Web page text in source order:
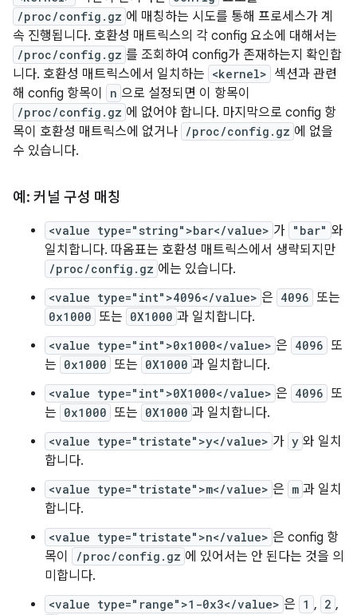
/proc/config.gz 에 매칭하는 시도를 통해 프로세스가 계
속 진행됩니다. 호환성 매트릭스의 각 config 요소에 대해서는
/proc/config.gz 를 조회하여 config가 존재하는지 확인합
니다. 호환성 매트릭스에서 일치하는 <kernel> 섹션과 관련
해 config 항목이
n 으로 설정되면 이 항목이
/proc/config.gz 에 없어야 합니다. 마지막으로 config 항
목이 호환성 매트릭스에 없거나 /proc/config.gz 에 없을
수 있습니다.
예: 커널 구성 매칭
<value type="string">bar</value> 가 "bar" 와
일치합니다. 따옴표는 호환성 매트릭스에서 생략되지만
/proc/config.gz 에는 있습니다.
<value type="int">4096</value> 은 4096 또는
0x1000 또는 0X1000 과 일치합니다.
<value type="int">0x1000</value> 은 4096 또
는 0x1000 또는 0X1000 과 일치합니다.
<value type="int">0X1000</value> 은 4096 또
는 0x1000 또는 0X1000 과 일치합니다.
<value type="tristate">y</value> 가 y 와 일치
합니다.
<value type="tristate">m</value> 은 m 과 일치
합니다.
<value type="tristate">n</value> 은 config 항
목이
/proc/config.gz 에 있어서는 안 된다는 것을 의
미합니다.
<value type="range">1-0x3</value> 은 1 , 2 ,